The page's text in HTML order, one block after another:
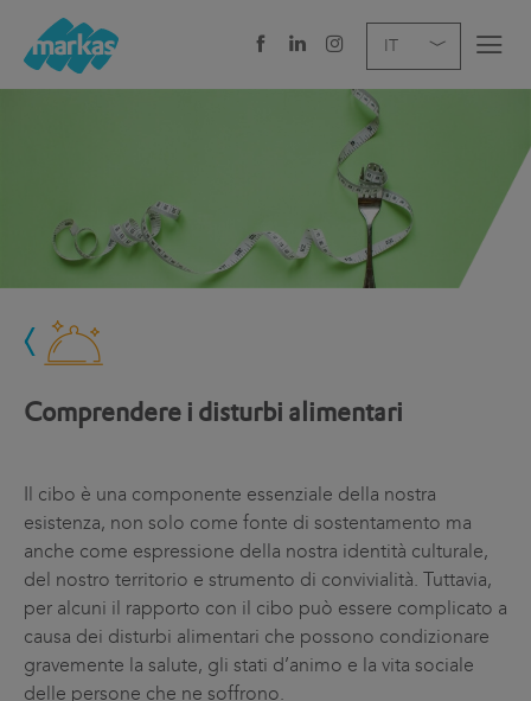
IT
DE
EN
SETTORE
CAREER
SEDI E CONTATTI
Comprendere i disturbi alimentari
Il cibo è una componente essenziale della nostra
esistenza, non solo come fonte di sostentamento ma
anche come espressione della nostra identità culturale,
del nostro territorio e strumento di convivialità. Tuttavia,
per alcuni il rapporto con il cibo può essere complicato a
causa dei disturbi alimentari che possono condizionare
gravemente la salute, gli stati d’animo e la vita sociale
delle persone che ne soffrono.